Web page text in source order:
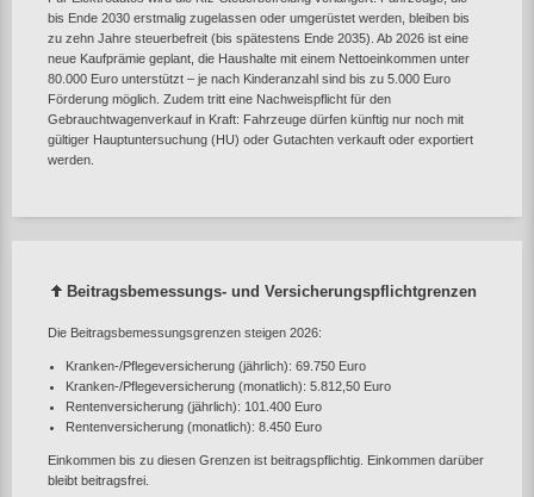
bis Ende 2030 erstmalig zugelassen oder umgerüstet werden, bleiben bis
zu zehn Jahre steuerbefreit (bis spätestens Ende 2035). Ab 2026 ist eine
neue Kaufprämie geplant, die Haushalte mit einem Nettoeinkommen unter
80.000 Euro unterstützt – je nach Kinderanzahl sind bis zu 5.000 Euro
Förderung möglich. Zudem tritt eine Nachweispflicht für den
Gebrauchtwagenverkauf in Kraft: Fahrzeuge dürfen künftig nur noch mit
gültiger Hauptuntersuchung (HU) oder Gutachten verkauft oder exportiert
werden.
Beitragsbemessungs‑ und Versicherungspflichtgrenzen
Die Beitragsbemessungsgrenzen steigen 2026:
Kranken‑/Pflegeversicherung (jährlich): 69.750 Euro
Kranken‑/Pflegeversicherung (monatlich): 5.812,50 Euro
Rentenversicherung (jährlich): 101.400 Euro
Rentenversicherung (monatlich): 8.450 Euro
Einkommen bis zu diesen Grenzen ist beitragspflichtig. Einkommen darüber
bleibt beitragsfrei.